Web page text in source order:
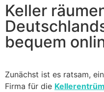
Keller
bequem
Zunächst ist es ratsam,
Firma für die